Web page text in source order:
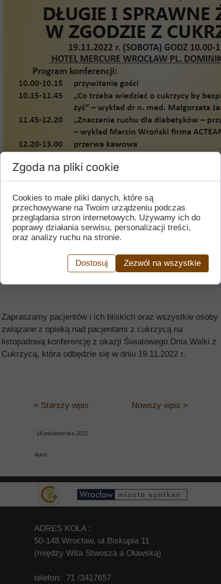
Zapraszamy pacjentów i ich bliskich oraz wszystkie osoby
związane z opieką nad pacjentami z cukrzycą na
listopadową konferencję z okazji Światowego Dnia Walki z
Cukrzycą, która odbędzie się w dniu 19.11.2022 r.
< Starszy wpis Nowszy wpis >
Autor
18 października 2022
ADRES KOŁA :
50-148 Wrocław, ul.Biskupia 11
(między Wita Stwosza a Oławską)
telefon: 71 /3417657
Zgoda na pliki cookie
Cookies to małe pliki danych, które są
przechowywane na Twoim urządzeniu podczas
przeglądania stron internetowych. Używamy ich do
poprawy działania serwisu, personalizacji treści,
oraz analizy ruchu na stronie.
Dostosuj Zezwól na wszystkie